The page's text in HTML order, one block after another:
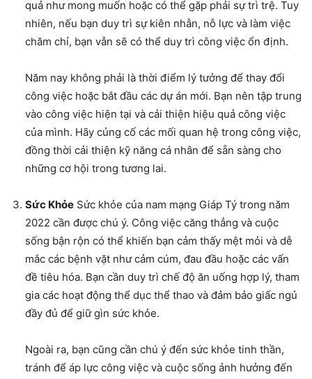
quả như mong muốn hoặc có thể gặp phải sự trì trệ. Tuy
nhiên, nếu bạn duy trì sự kiên nhẫn, nỗ lực và làm việc
chăm chỉ, bạn vẫn sẽ có thể duy trì công việc ổn định.
Năm nay không phải là thời điểm lý tưởng để thay đổi
công việc hoặc bắt đầu các dự án mới. Bạn nên tập trung
vào công việc hiện tại và cải thiện hiệu quả công việc
của mình. Hãy củng cố các mối quan hệ trong công việc,
đồng thời cải thiện kỹ năng cá nhân để sẵn sàng cho
những cơ hội trong tương lai.
Sức Khỏe Sức khỏe của nam mạng Giáp Tý trong năm
2022 cần được chú ý. Công việc căng thẳng và cuộc
sống bận rộn có thể khiến bạn cảm thấy mệt mỏi và dễ
mắc các bệnh vặt như cảm cúm, đau đầu hoặc các vấn
đề tiêu hóa. Bạn cần duy trì chế độ ăn uống hợp lý, tham
gia các hoạt động thể dục thể thao và đảm bảo giấc ngủ
đầy đủ để giữ gìn sức khỏe.
Ngoài ra, bạn cũng cần chú ý đến sức khỏe tinh thần,
tránh để áp lực công việc và cuộc sống ảnh hưởng đến